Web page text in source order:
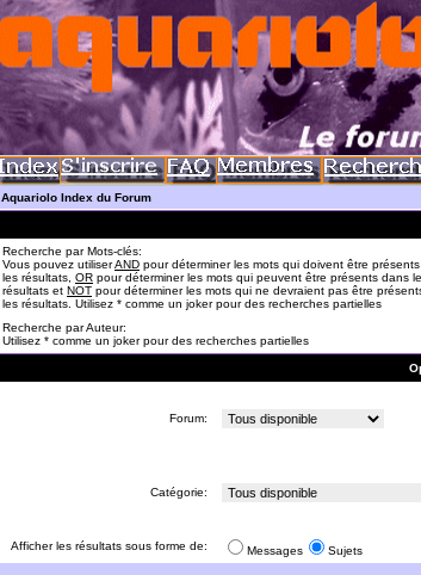
Aquariolo Index du Forum
Recherche par Mots-clés:
Vous pouvez utiliserAND pour déterminer les mots qui doivent être
les résultats, OR pour déterminer les mots qui peuvent être présents dans
résultats et NOT pour déterminer les mots qui ne devraient pas être
les résultats. Utilisez * comme un joker pour des recherches partielles
Recherche par Auteur:
Utilisez * comme un joker pour des recherches partielles
Forum:
Catégorie:
Afficher les résultats sous forme de: Messages Sujets